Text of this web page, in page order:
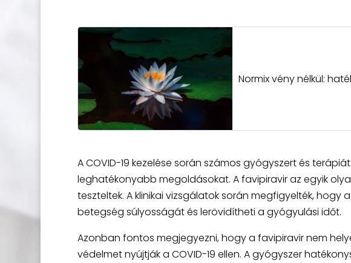
Normix vény nélkül:
A COVID-19 kezelése során számos gyógyszert és
leghatékonyabb megoldásokat. A favipiravir az egyik
teszteltek. A klinikai vizsgálatok során megfigyelték, hogy
betegség súlyosságát és lerövidítheti a gyógyulási időt.
Azonban fontos megjegyezni, hogy a favipiravir nem
védelmet nyújtják a COVID-19 ellen. A gyógyszer